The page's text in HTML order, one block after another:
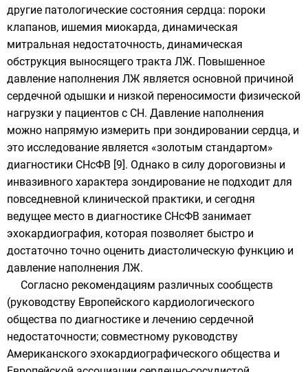
другие патологические состояния сердца: пороки
клапанов, ишемия миокарда, динамическая
митральная недостаточность, динамическая
обструкция выносящего тракта ЛЖ. Повышенное
давление наполнения ЛЖ является основной причиной
сердечной одышки и низкой переносимости физической
нагрузки у пациентов с СН. Давление наполнения
можно напрямую измерить при зондировании сердца, и
это исследование является «золотым стандартом»
диагностики СНсФВ [9]. Однако в силу дороговизны и
инвазивного характера зондирование не подходит для
повседневной клинической практики, и сегодня
ведущее место в диагностике СНсФВ занимает
эхокардиография, которая позволяет быстро и
достаточно точно оценить диастолическую функцию и
давление наполнения ЛЖ.
Согласно рекомендациям различных сообществ
(руководству Европейского кардиологического
общества по диагностике и лечению сердечной
недостаточности; совместному руководству
Американского эхокардиографического общества и